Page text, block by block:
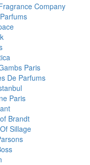
Company
Paris
De Parfums
Paris
Brandt
Sillage